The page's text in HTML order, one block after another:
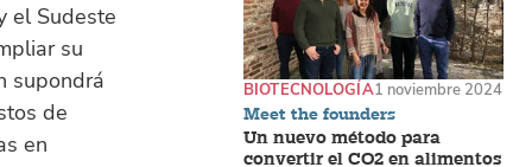
el Sudeste
su
supondrá
de
en
Meet the founders
Un nuevo método para
convertir el CO2 en alimentos
BIOTECNOLOGÍA1 noviembre 2024